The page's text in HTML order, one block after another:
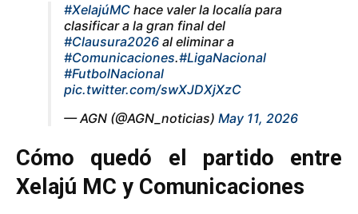
#XelajúMC hace valer la localía para
clasificar a la gran final del
#Clausura2026 al eliminar a
#Comunicaciones.#LigaNacional
#FutbolNacional
pic.twitter.com/swXJDXjXzC
— AGN (@AGN_noticias) May 11, 2026
Cómo quedó el partido entre
Xelajú MC y Comunicaciones